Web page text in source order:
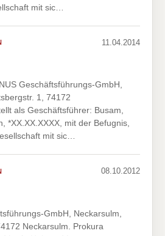
mit sic…
11.04.2014
Geschäftsführungs-GmbH,
1, 74172
als Geschäftsführer: Busam,
*XX.XX.XXXX, mit der Befugnis,
mit sic…
08.10.2012
GmbH, Neckarsulm,
Neckarsulm. Prokura